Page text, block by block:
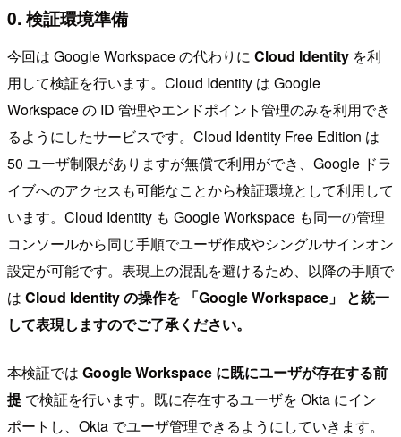
0. 検証環境準備
今回は Google Workspace の代わりに Cloud Identity を利
用して検証を行います。Cloud Identity は Google
Workspace の ID 管理やエンドポイント管理のみを利用でき
るようにしたサービスです。Cloud Identity Free Edition は
50 ユーザ制限がありますが無償で利用ができ、Google ドラ
イブへのアクセスも可能なことから検証環境として利用して
います。Cloud Identity も Google Workspace も同一の管理
コンソールから同じ手順でユーザ作成やシングルサインオン
設定が可能です。表現上の混乱を避けるため、以降の手順で
は Cloud Identity の操作を 「Google Workspace」 と統一
して表現しますのでご了承ください。
本検証では Google Workspace に既にユーザが存在する前
提 で検証を行います。既に存在するユーザを Okta にイン
ポートし、Okta でユーザ管理できるようにしていきます。